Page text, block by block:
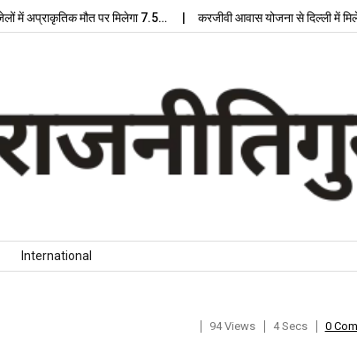
मौत पर मिलेगा 7.5… करजीवी आवास योजना से दिल्ली में मिलेगा
International
94 Views 4 Secs 0